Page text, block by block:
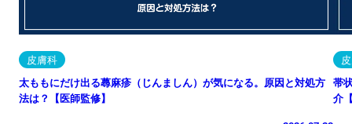
皮膚科
太ももにだけ出る蕁麻疹（じんましん）が気になる。原因と対処方
法は？【医師監修】
帯
介